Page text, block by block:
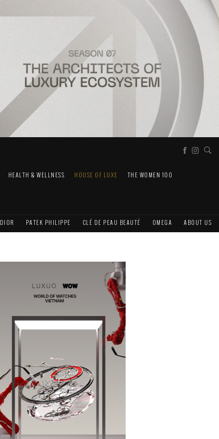
HEALTH & WELLNESS HOUSE OF LUXE THE WOMEN 100
DIOR PATEK PHILIPPE CLÉ DE PEAU BEAUTÉ OMEGA ABOUT US